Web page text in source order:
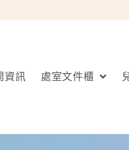
資訊 處室文件櫃